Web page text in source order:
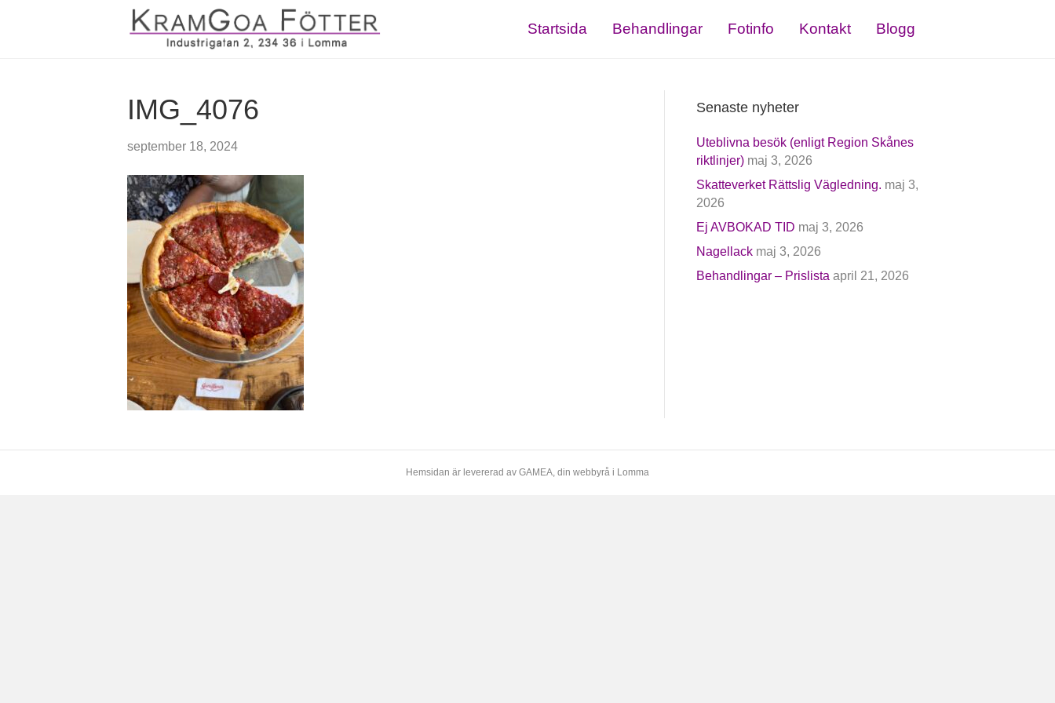
Startsida Behandlingar Fotinfo Kontakt Blogg
IMG_4076
september 18, 2024
Senaste nyheter
Uteblivna besök (enligt Region Skånes
riktlinjer) maj 3, 2026
Skatteverket Rättslig Vägledning. maj 3,
2026
Ej AVBOKAD TID maj 3, 2026
Nagellack maj 3, 2026
Behandlingar – Prislista april 21, 2026
Hemsidan är levererad av GAMEA, din webbyrå i Lomma